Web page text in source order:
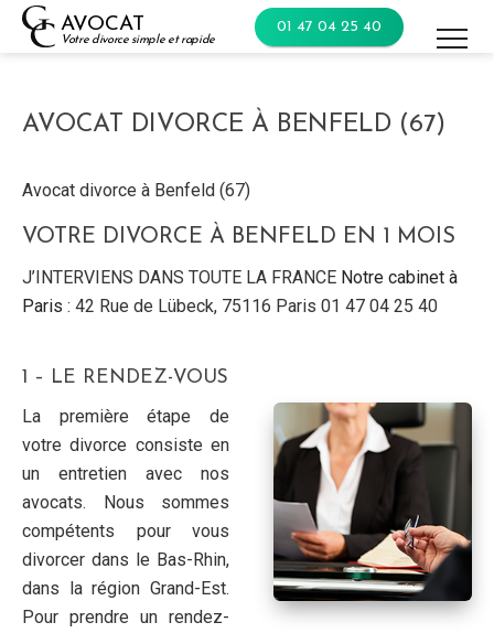
Skip
AVOCAT
Votre divorce simple et rapide
01 47 04 25 40
AVOCAT DIVORCE À BENFELD (67)
Avocat divorce à Benfeld (67)
VOTRE DIVORCE À BENFELD EN 1 MOIS
J’INTERVIENS DANS TOUTE LA FRANCE Notre cabinet à
Paris : 42 Rue de Lübeck, 75116 Paris 01 47 04 25 40
1 – LE RENDEZ-VOUS
La première étape de
votre divorce consiste en
un entretien avec nos
avocats. Nous sommes
compétents pour vous
divorcer dans le Bas-Rhin,
dans la région Grand-Est.
Pour prendre un rendez-